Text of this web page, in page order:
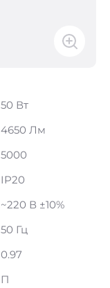
50 Вт
4650 Лм
5000
IP20
~220 В ±10%
50 Гц
0.97
П